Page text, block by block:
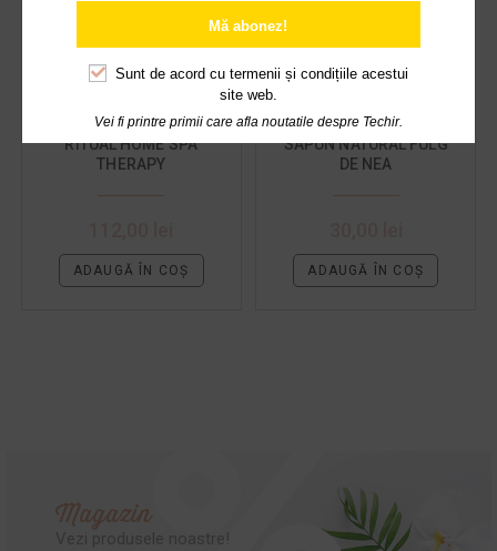
RITUAL HOME SPA
THERAPY
ADAUGĂ ÎN COȘ
SAPUN NATURAL FULG
DE NEA
ADAUGĂ ÎN COȘ
Magazin
Vezi produsele noastre!
Mă abonez!
Sunt de acord cu termenii și condițiile acestui
site web.
Vei fi printre primii care afla noutatile despre Techir.